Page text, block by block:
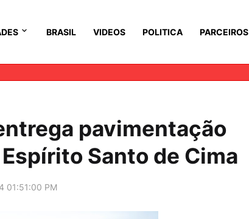
BRASIL VIDEOS POLITICA PARCEIROS
pavimentação
Santo de Cima
01:51:00 PM